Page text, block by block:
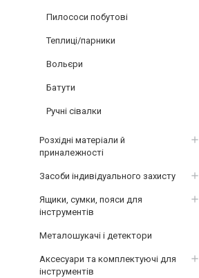
Пилососи побутові
Теплиці/парники
Вольєри
Батути
Ручні сівалки
Розхідні матеріали й
приналежності
Засоби індивідуального захисту
Ящики, сумки, пояси для
інструментів
Металошукачі і детектори
Аксесуари та комплектуючі для
інструментів